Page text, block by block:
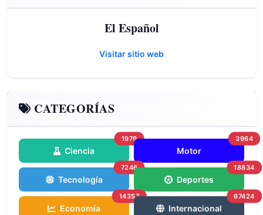
El Español
Visitar sitio web
CATEGORÍAS
Ciencia
1979
Motor
3964
Tecnología
7246
Deportes
18834
Economía
14357
Internacional
67424